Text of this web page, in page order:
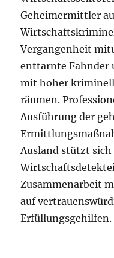
Geheimermittler
Vergangenheit
enttarnte Fahnder
mit hoher
räumen.
Ausführung der
Ausland stützt
Zusammenarbeit
auf
Erfüllungsgehilfen.